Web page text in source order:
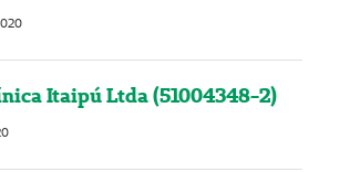
Itaipú Ltda (51004348-2)